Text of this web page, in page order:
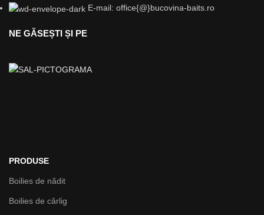
E-mail: office{@}bucovina-baits.ro
NE GĂSEȘTI ȘI PE
PRODUSE
Boilies de nădit
Boilies de cârlig